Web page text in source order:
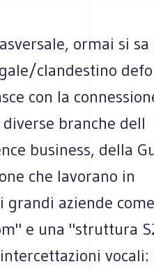
ormai si sa
clandestino
con la
branche dell
business, della
che lavorano in
aziende come
e una "struttura
vocali: